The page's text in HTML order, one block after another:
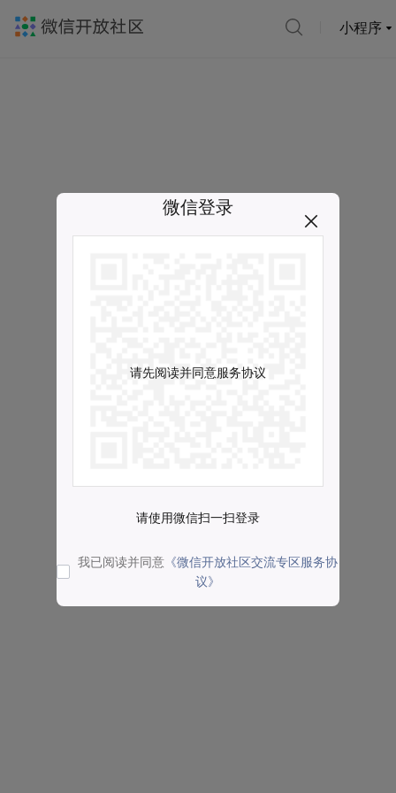
小程序
微信登录
请先阅读并同意服务协议
请使用微信扫一扫登录
我已阅读并同意 《微信开放社区交流专区服务协
议》